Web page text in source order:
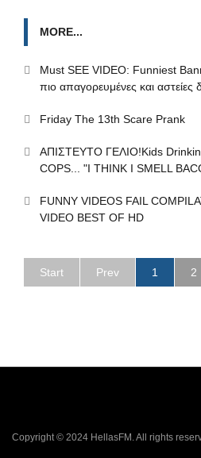
MORE...
Μust SEE VIDEO: Funniest
πιο απαγορευμένες και αστείες
Friday The 13th Scare Prank
ΑΠΙΣΤΕΥΤΟ ΓΕΛΙΟ!Kids
COPS... "I THINK I SMELL
FUNNY VIDEOS FAIL
VIDEO BEST OF HD
Start Prev 1 2
Copyright © 2024 HellasFM. All rights